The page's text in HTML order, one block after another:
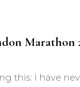
Marathon
Dari this: I have